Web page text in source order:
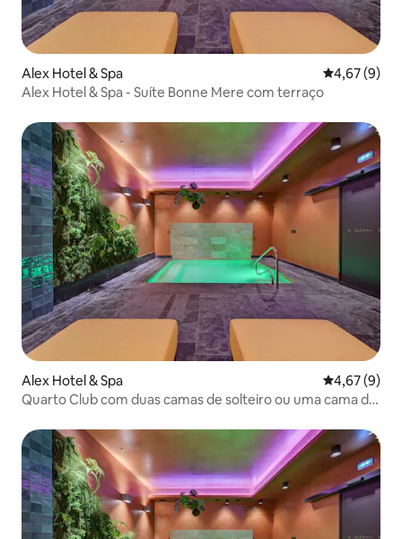
Alex Hotel & Spa 4,67 de uma
4,67 (9)
Alex Hotel & Spa - Suíte Bonne Mere com terraço
Alex Hotel & Spa 4,67 de uma
4,67 (9)
Quarto Club com duas camas de solteiro ou uma cama de